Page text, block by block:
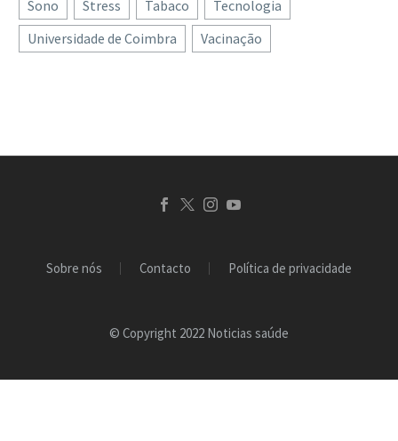
sangue podem agora
agendar a…
Hospital Garcia de Orta
(HGO), em Almada,
Sono Stress Tabaco
Tecnologia
Universidade de Coimbra
Vacinação
Sobre nós Contacto Política de privacidade
© Copyright 2022 Noticias saúde